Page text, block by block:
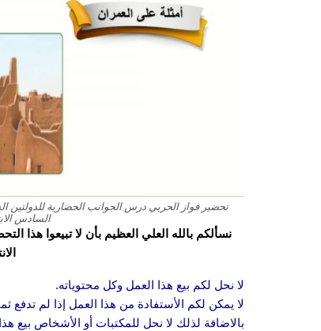
تحضير فواز الحربي درس الجوانب الحضارية للدولتين
السادس
نسألكم بالله العلي العظيم بأن لا تبيعوا هذا
لا نحل لكم بيع هذا العمل وكل محتوياته.
لا يمكن لكم الأستفادة من هذا العمل إذا لم تدفع
بالاضافة لذلك لا نحل للمكتبات أو الأشخاص بيع